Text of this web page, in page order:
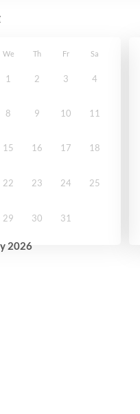
2026
We Th Fr Sa
1 2 3 4
8 9 10 11
15 16 17 18
22 23 24 25
29 30 31